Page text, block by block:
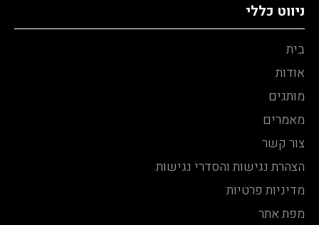
ניווט כללי
בית
אודות
מותגים
מאמרים
צור קשר
הצהרת נגישות והסדרי נגישות
מדיניות פרטיות
מפת אתר